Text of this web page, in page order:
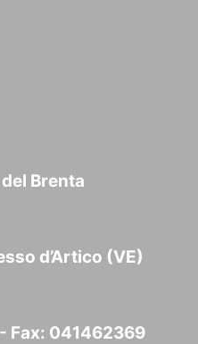
Brenta
d’Artico (VE)
Fax: 041462369